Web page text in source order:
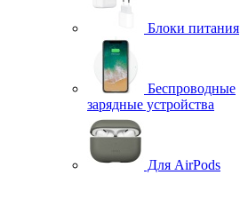
Блоки питания
Беспроводные
зарядные устройства
Для AirPods